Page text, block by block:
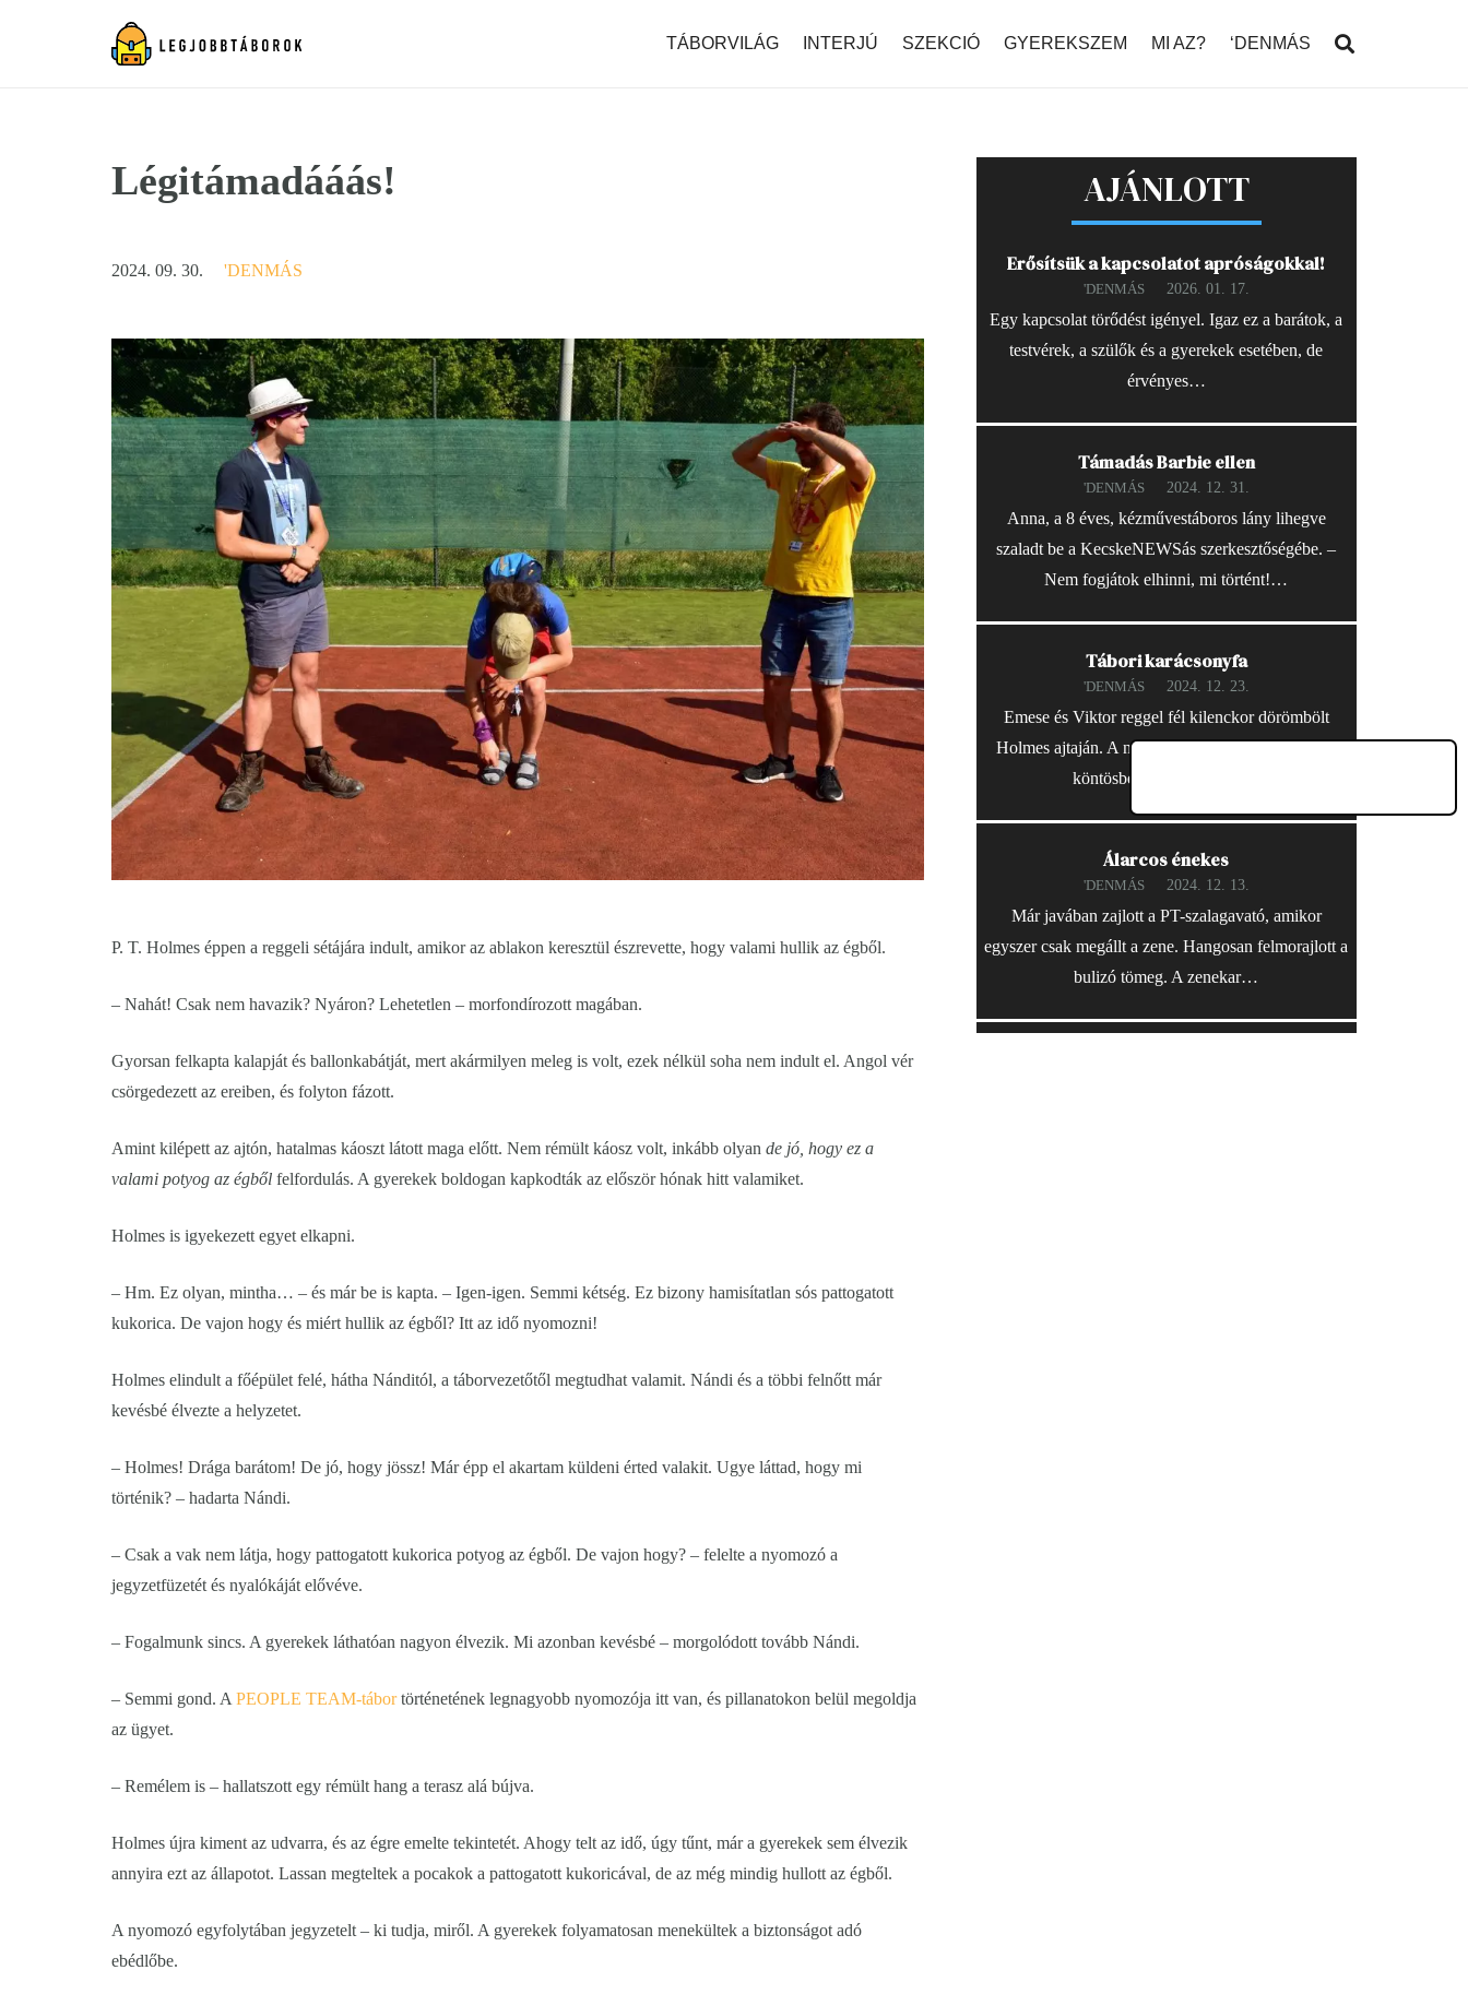
TÁBORVILÁG INTERJÚ SZEKCIÓ GYEREKSZEM MI AZ? ‘DENMÁS
Légitámadááás!
2024. 09. 30. 'DENMÁS
P. T. Holmes éppen a reggeli sétájára indult, amikor az ablakon keresztül észrevette, hogy valami hullik az égből.
– Nahát! Csak nem havazik? Nyáron? Lehetetlen – morfondírozott magában.
Gyorsan felkapta kalapját és ballonkabátját, mert akármilyen meleg is volt, ezek nélkül soha nem indult el. Angol vér
csörgedezett az ereiben, és folyton fázott.
Amint kilépett az ajtón, hatalmas káoszt látott maga előtt. Nem rémült káosz volt, inkább olyan de jó, hogy ez a
valami potyog az égből felfordulás. A gyerekek boldogan kapkodták az először hónak hitt valamiket.
Holmes is igyekezett egyet elkapni.
– Hm. Ez olyan, mintha… – és már be is kapta. – Igen-igen. Semmi kétség. Ez bizony hamisítatlan sós pattogatott
kukorica. De vajon hogy és miért hullik az égből? Itt az idő nyomozni!
Holmes elindult a főépület felé, hátha Nánditól, a táborvezetőtől megtudhat valamit. Nándi és a többi felnőtt már
kevésbé élvezte a helyzetet.
– Holmes! Drága barátom! De jó, hogy jössz! Már épp el akartam küldeni érted valakit. Ugye láttad, hogy mi
történik? – hadarta Nándi.
– Csak a vak nem látja, hogy pattogatott kukorica potyog az égből. De vajon hogy? – felelte a nyomozó a
jegyzetfüzetét és nyalókáját elővéve.
– Fogalmunk sincs. A gyerekek láthatóan nagyon élvezik. Mi azonban kevésbé – morgolódott tovább Nándi.
– Semmi gond. A PEOPLE TEAM-tábortörténetének legnagyobb nyomozója itt van, és pillanatokon belül megoldja
az ügyet.
– Remélem is – hallatszott egy rémült hang a terasz alá bújva.
Holmes újra kiment az udvarra, és az égre emelte tekintetét. Ahogy telt az idő, úgy tűnt, már a gyerekek sem élvezik
annyira ezt az állapotot. Lassan megteltek a pocakok a pattogatott kukoricával, de az még mindig hullott az égből.
A nyomozó egyfolytában jegyzetelt – ki tudja, miről. A gyerekek folyamatosan menekültek a biztonságot adó
ebédlőbe.
AJÁNLOTT
Erősítsük a kapcsolatot apróságokkal!
'DENMÁS 2026. 01. 17.
Egy kapcsolat törődést igényel. Igaz ez a barátok, a
testvérek, a szülők és a gyerekek esetében, de
érvényes…
Támadás Barbie ellen
'DENMÁS 2024. 12. 31.
Anna, a 8 éves, kézművestáboros lány lihegve
szaladt be a KecskeNEWSás szerkesztőségébe. –
Nem fogjátok elhinni, mi történt!…
Tábori karácsonyfa
'DENMÁS 2024. 12. 23.
Emese és Viktor reggel fél kilenckor dörömbölt
Holmes ajtaján. A nyomozó fáradtan, kalapban és
köntösben nyitott ajtót. –…
Álarcos énekes
'DENMÁS 2024. 12. 13.
Már javában zajlott a PT-szalagavató, amikor
egyszer csak megállt a zene. Hangosan felmorajlott a
bulizó tömeg. A zenekar…